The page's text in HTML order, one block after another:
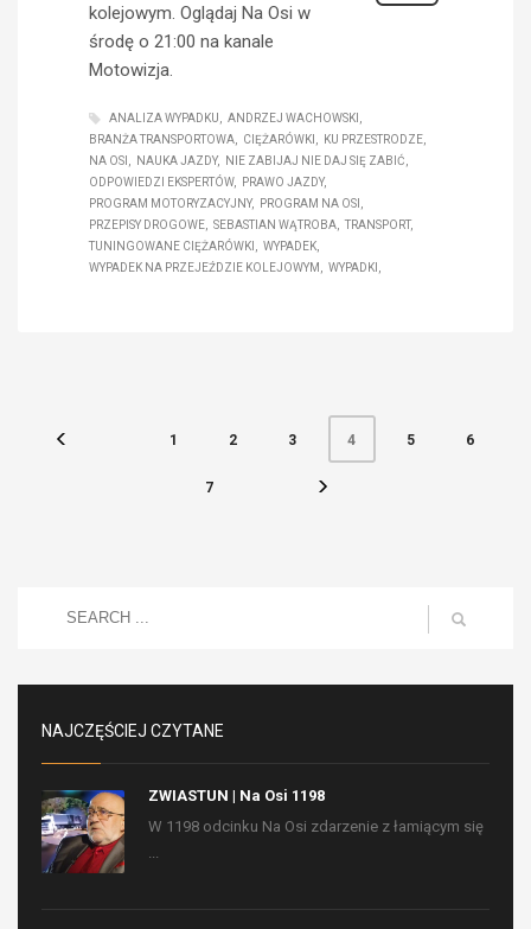
kolejowym. Oglądaj Na Osi w
środę o 21:00 na kanale
Motowizja.
ANALIZA WYPADKU
ANDRZEJ WACHOWSKI
BRANŻA TRANSPORTOWA
CIĘŻARÓWKI
KU PRZESTRODZE
NA OSI
NAUKA JAZDY
NIE ZABIJAJ NIE DAJ SIĘ ZABIĆ
ODPOWIEDZI EKSPERTÓW
PRAWO JAZDY
PROGRAM MOTORYZACYJNY
PROGRAM NA OSI
PRZEPISY DROGOWE
SEBASTIAN WĄTROBA
TRANSPORT
TUNINGOWANE CIĘŻARÓWKI
WYPADEK
WYPADEK NA PRZEJEŹDZIE KOLEJOWYM
WYPADKI
1 2 3 4 5 6
7
NAJCZĘŚCIEJ CZYTANE
ZWIASTUN | Na Osi 1198
W 1198 odcinku Na Osi zdarzenie z łamiącym się